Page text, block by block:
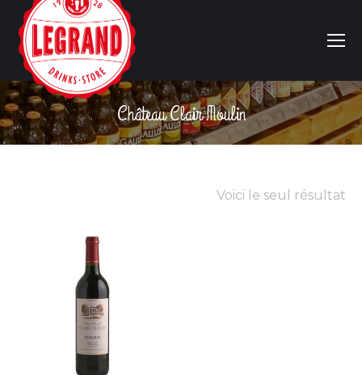
Château Clair Moulin
Vous êtes ici :
Voici le seul résultat